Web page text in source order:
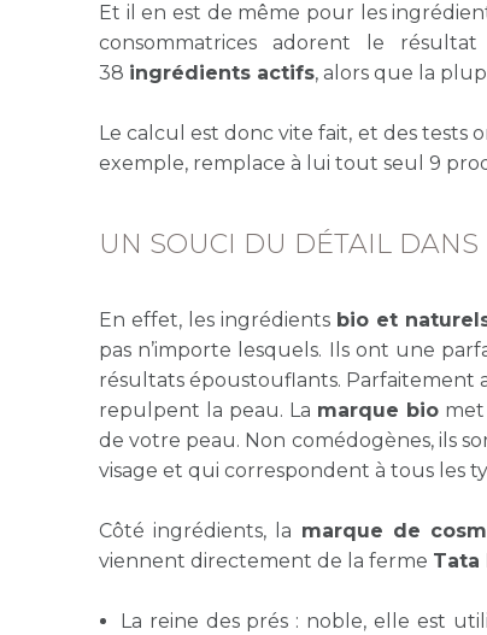
Et il en est de même pour les
consommatrices adorent le
38 ingrédients actifs, alors que la
Le calcul est donc vite fait, et des tests
exemple, remplace à lui tout seul 9
UN SOUCI DU DÉTAIL
En effet, les ingrédients bio et
pas n’importe lesquels. Ils ont une
résultats époustouflants. Parfaitement
repulpent la peau. La marque bio
de votre peau. Non comédogènes, ils
visage et qui correspondent à tous les
Côté ingrédients, la marque de
viennent directement de la ferme Tata
La reine des prés : noble, elle est